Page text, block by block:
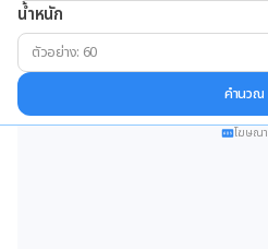
น้ำหนัก
คำนวณ
โฆษณา